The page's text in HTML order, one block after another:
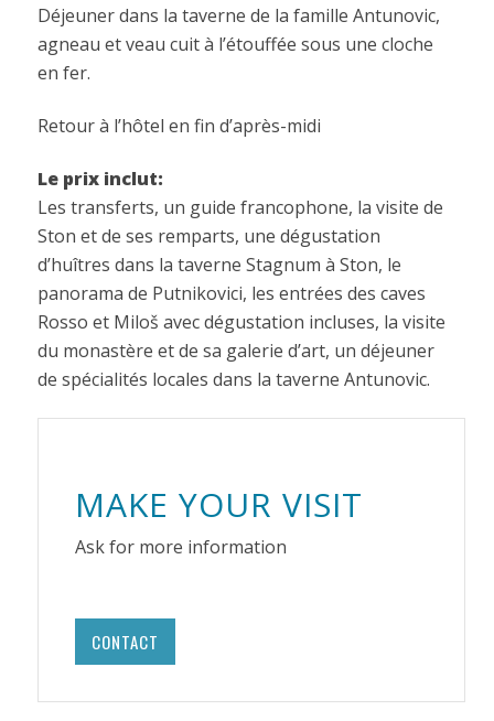
Déjeuner dans la taverne de la famille Antunovic,
agneau et veau cuit à l’étouffée sous une cloche
en fer.
Retour à l’hôtel en fin d’après-midi
Le prix inclut:
Les transferts, un guide francophone, la visite de
Ston et de ses remparts, une dégustation
d’huîtres dans la taverne Stagnum à Ston, le
panorama de Putnikovici, les entrées des caves
Rosso et Miloš avec dégustation incluses, la visite
du monastère et de sa galerie d’art, un déjeuner
de spécialités locales dans la taverne Antunovic.
MAKE YOUR VISIT
Ask for more information
CONTACT